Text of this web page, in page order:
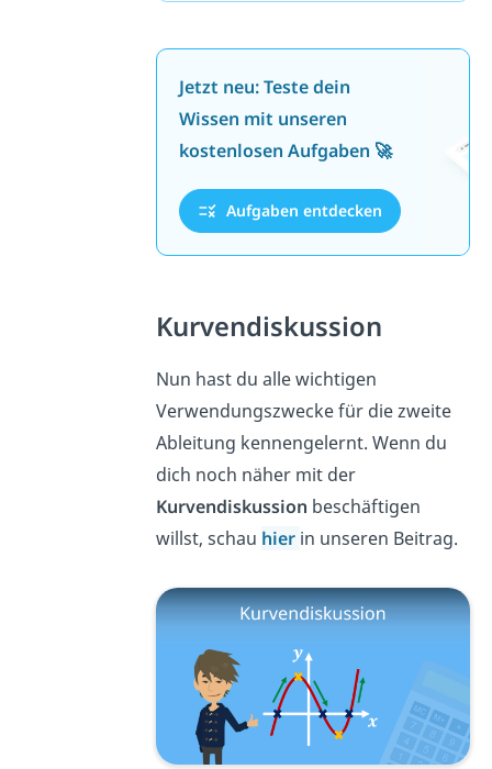
Jetzt neu: Teste dein
Wissen mit unseren
kostenlosen Aufgaben 🚀
Aufgaben entdecken
Kurvendiskussion
Nun hast du alle wichtigen
Verwendungszwecke für die zweite
Ableitung kennengelernt. Wenn du
dich noch näher mit der
Kurvendiskussion beschäftigen
willst, schau hier in unseren Beitrag.